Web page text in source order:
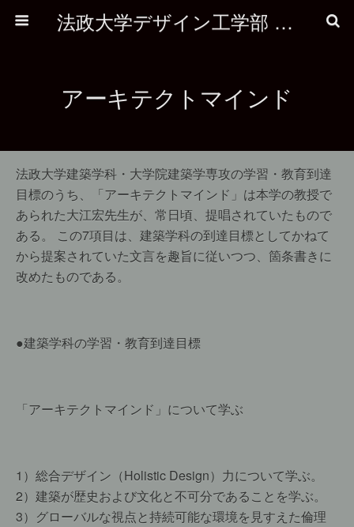
法政大学デザイン工学部 建築学科
アーキテクトマインド
法政大学建築学科・大学院建築学専攻の学習・教育到達
目標のうち、「アーキテクトマインド」は本学の教授で
あられた大江宏先生が、常日頃、提唱されていたもので
ある。 この7項目は、建築学科の到達目標としてかねて
から提案されていた文言を趣旨に従いつつ、箇条書きに
改めたものである。
●建築学科の学習・教育到達目標
「アーキテクトマインド」について学ぶ
1）総合デザイン（Holistic Design）力について学ぶ。
2）建築が歴史および文化と不可分であることを学ぶ。
3）グローバルな視点と持続可能な環境を見すえた倫理